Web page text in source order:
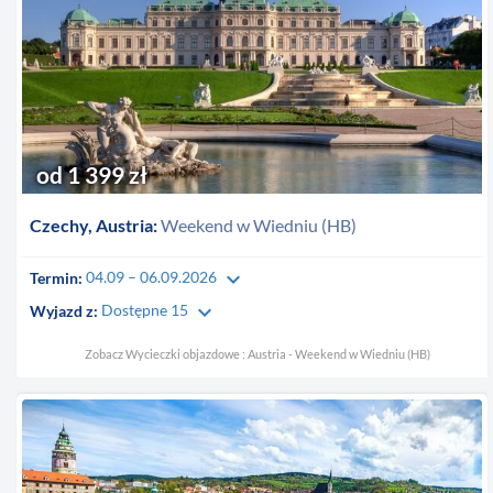
Czechy, Austria:Weekend w Wiedniu (HB)
od 1 399 zł
Termin: 04.09 – 06.09.2026 keyboard_arrow_down
Wyjazd z: Dostępne 15 keyboard_arrow_down
Zobacz Wycieczki objazdowe : Austria - Weekend w Wiedniu (HB)